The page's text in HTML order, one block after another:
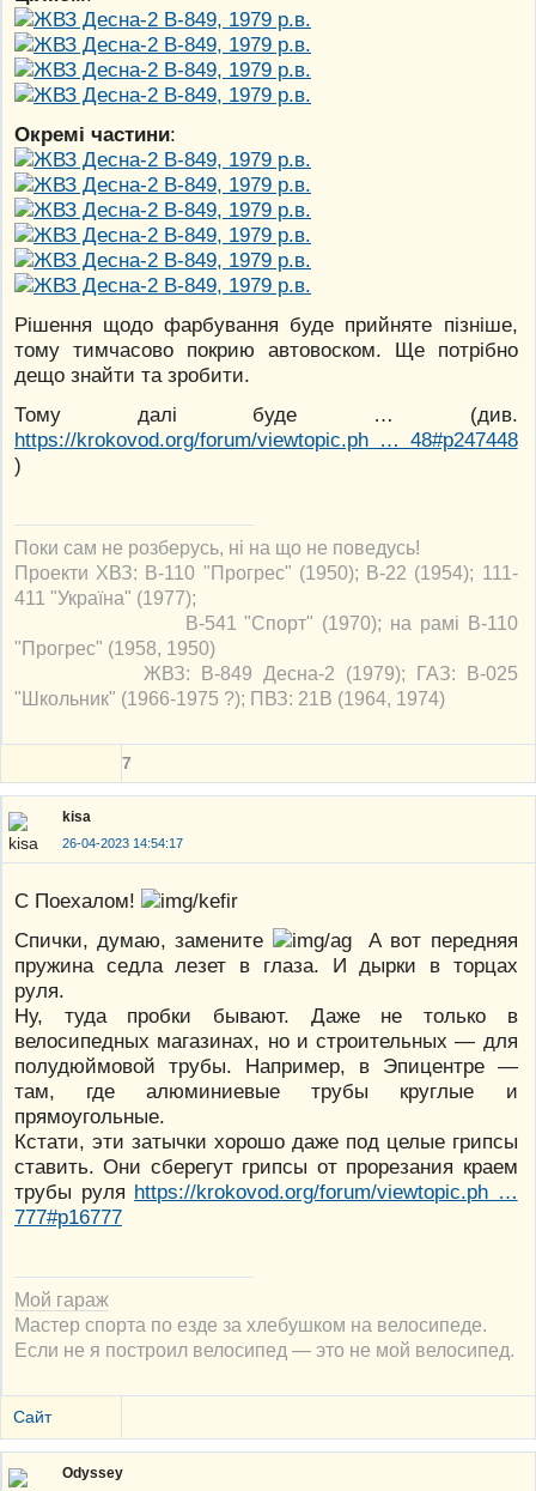
Окремі частини:
Рішення щодо фарбування буде прийняте пізніше,
тому тимчасово покрию автовоском. Ще потрібно
дещо знайти та зробити.
Тому далі буде … (див.
https://krokovod.org/forum/viewtopic.ph … 48#p247448
)
Поки сам не розберусь, ні на що не поведусь!
Проекти ХВЗ: В-110 "Прогрес" (1950); В-22 (1954); 111-
411 "Україна" (1977);
В-541 "Спорт" (1970); на рамі В-110
"Прогрес" (1958, 1950)
ЖВЗ: В-849 Десна-2 (1979); ГАЗ: В-025
"Школьник" (1966-1975 ?); ПВЗ: 21В (1964, 1974)
7
kisa
26-04-2023 14:54:17
С Поехалом!
Спички, думаю, замените
А вот передняя
пружина седла лезет в глаза. И дырки в торцах
руля.
Ну, туда пробки бывают. Даже не только в
велосипедных магазинах, но и строительных — для
полудюймовой трубы. Например, в Эпицентре —
там, где алюминиевые трубы круглые и
прямоугольные.
Кстати, эти затычки хорошо даже под целые грипсы
ставить. Они сберегут грипсы от прорезания краем
трубы руля https://krokovod.org/forum/viewtopic.ph …
777#p16777
Мой гараж
Мастер спорта по езде за хлебушком на велосипеде.
Если не я построил велосипед — это не мой велосипед.
Сайт
Odyssey